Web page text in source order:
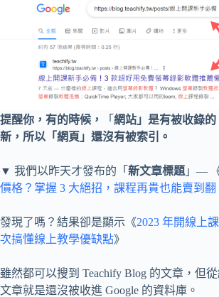
提醒你，有的時候， 「 網站」是有被收錄
新，所以「網頁」還沒有被索引。
▼ 我們以昨天才發布的「 新文章標題 」—
價格？掌握 3 大絕招，課程再貴也能賣到翻
發現了嗎？結果卻是顯示《2023 年開線上
次搞懂線上教學優缺點》
雖然都可以搜到 Teachify Blog 的文章，但
文章就是還沒被收進 Google 的資料庫。